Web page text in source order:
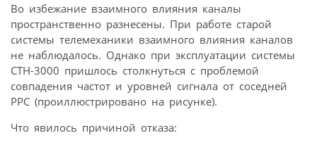
Во избежание взаимного влияния каналы
пространственно разнесены. При работе старой
системы телемеханики взаимного влияния каналов
не наблюдалось. Однако при эксплуатации системы
СТН-3000 пришлось столкнуться с проблемой
совпадения частот и уровней сигнала от соседней
РРС (проиллюстрировано на рисунке).
Что явилось причиной отказа: